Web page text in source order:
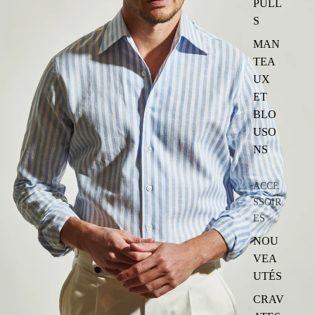
PULL
S
MAN
TEA
UX
ET
BLO
USO
NS
ACCE
SSOIR
ES
NOU
VEA
UTÉS
CRAV